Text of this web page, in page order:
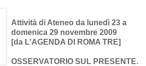
Attività di Ateneo da lunedì 23 a
domenica 29 novembre 2009
[da L'AGENDA DI ROMA TRE]
OSSERVATORIO SUL PRESENTE.